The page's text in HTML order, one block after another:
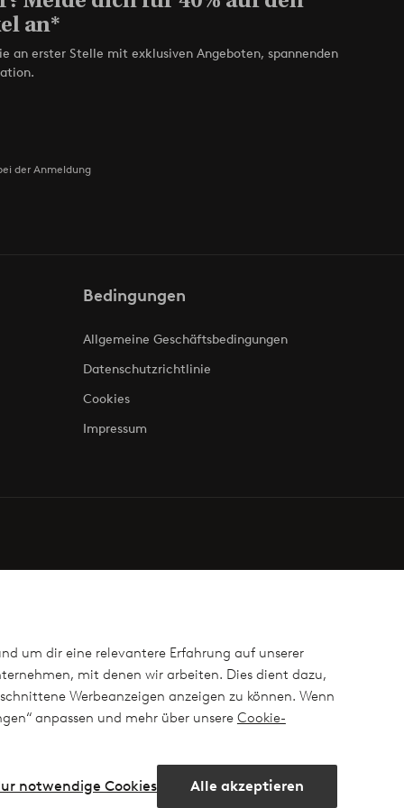
um dir eine relevantere Erfahrung auf unserer
mit denen wir arbeiten. Dies dient dazu,
Werbeanzeigen anzeigen zu können. Wenn
anpassen und mehr über unsere Cookie-
Alle akzeptieren
notwendige Cookies
an*
an erster Stelle mit exklusiven Angeboten, spannenden
der Anmeldung
Bedingungen
Allgemeine Geschäftsbedingungen
Datenschutzrichtlinie
Cookies
Impressum